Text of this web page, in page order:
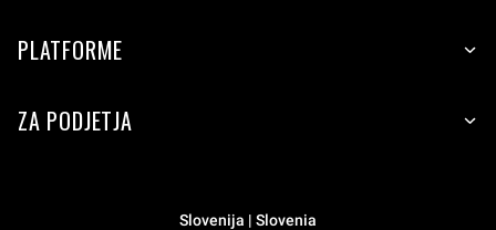
PLATFORME
ZA PODJETJA
Slovenija | Slovenia